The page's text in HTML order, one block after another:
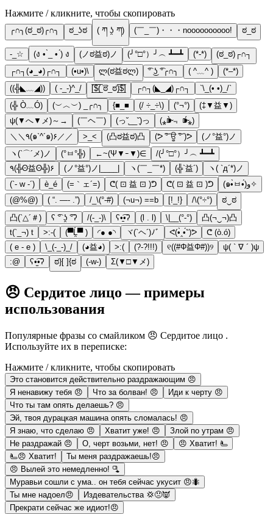
Нажмите / кликните, чтобы скопировать
╭∩╮(ಠ_ಠ)╭∩╮ ಠ_ʖಠ ( ཀ ʖ̯ ཀ) (￣_￣)・・・noooooooooo! ಠ_ಠ
-_☆ (ง • ̀_ • ́) ง (ノಠ益ಠ)ノ (╯°□°）╯︵ ┻━┻ (*-*)
(ಠ_ಠ)┌∩┐
┌∩┐(◕_◕)┌∩┐
(•u•)\ ლ(ಠ益ಠლ) ͡° ͜ʖ ͡°╭∩╮ ( ^﹏^ )
(*–*)
((╬◣﹏◢))
( -_-)^_/ [̲̅$̲̅(̲̅ ͡ಠ_ಠ)̲̅$̲̅] ┌∩┐(◣_◢)┌∩┐
`\_(• •)_/`
(╬ Ò﹏Ó)
(︶︿︶) _╭∩╮ {■_■ (/ ÷_÷\) (°¬°)
(‡▼益▼)
ψ(▼へ▼メ)～→
(￣ヘ￣) (っ˘̩__˘̩)っ
(⁎⁍̴̀﹃ ⁍̴́⁎)
＼＼٩(๑`^´๑)۶／／
>_< (凸ಠ益ಠ)凸 (ᕗ ͠° ਊ ͠° )ᕗ
(ノ°益°)ノ
ヽ(`⌒´メ)ノ
(°ㅂ°╬) ←~(Ψ▼ｰ▼)∈
/(╯°□°）╯︵ ┻━┻
٩(╬ʘ益ʘ╬)۶
(ノ°益°)ノ|____| ヽ(￣_￣*) (╬`益´)
ヽ( `д´*)ノ
(`- w -´)
è_é (=｀ェ´=) ⁦ᕦ( ⊡ 益 ⊡ )ᕤ⁩ ᕦ( ⊡ 益 ⊡ )ᕤ
(๑•̀ㅂ•́)و✧
(@%@)
( “. —- .”) /_\(°-#) (¬u¬) ==b [!_!} /\(°÷°)
ಠ‿ಠ
凸(`△´＃)
ʕ ͡° ʖ̯ ͡°ʔ /(-_-)\ ʕ•̠͡•ʔ (l . l) \|__(°-°)
凸(¬‿¬)凸
t(`_¬) t
>:-( (▀Ĺ̯▀ ) ◜● ●◝ ヾ(`ヘ´)ﾉﾞ ᕙ(•̀‸•́‶)ᕗ
ᕦ (ò.ó)
( e - e )
\_(-_-)_/ (◕益◕) >:( (?-?!!!) ୧((#Φ益Φ#))୨
ψ( ` ∇ ´ )ψ
:@
ʕ•̫͡•ʔ ಠ}[ ]{ಠ (-w-) Σ(▼□▼メ)
😠 Сердитое лицо — примеры
использования
Популярные фразы со смайликом 😠 Сердитое лицо .
Используйте их в переписке:
Нажмите / кликните, чтобы скопировать
Это становится действительно раздражающим 😠
Я ненавижу тебя 😠
Что за болван! 😠
Иди к черту 😠
Что ты там опять делаешь? 😠
Эй, твоя дурацкая машина опять сломалась! 😠
Я знаю, что сделаю 😠
Хватит уже! 😠
Злой по утрам 😠
Не раздражай 😠
О, черт возьми, нет! 😠
😠 Хватит! 🫷
🫷😠 Хватит!
Ты меня раздражаешь!😠
😠 Вылей это немедленно! 🫗
Муравьи сошли с ума.. он тебя сейчас укусит 😠🐜
Ты мне надоел😠
Издевательства 💢😠👿
Прекрати сейчас же идиот!😠